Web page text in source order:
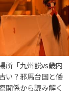
所「九州説vs畿内
い？邪馬台国と倭
関係から読み解く